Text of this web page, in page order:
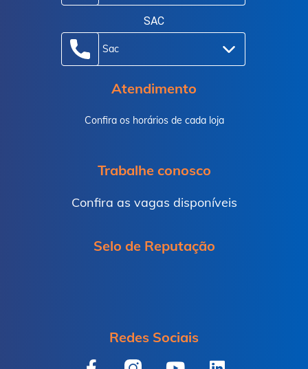
SAC
Sac
Atendimento
Confira os horários de cada loja
Trabalhe conosco
Confira as vagas disponíveis
Selo de Reputação
Redes Sociais